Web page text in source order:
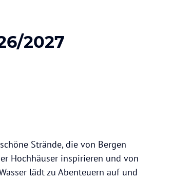
2027
Strände, die von Bergen
Hochhäuser inspirieren und von
lädt zu Abenteuern auf und